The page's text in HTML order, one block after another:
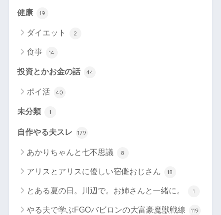
健康 19
ダイエット 2
食事 14
投資とかお金の話 44
ポイ活 40
未分類 1
自作やる夫スレ 179
あかりちゃんと七不思議 8
アリスとアリスに優しい宿儺おじさん 18
とある夏の日。川辺で。お姉さんと一緒に。 1
やる夫で学ぶFGOバビロンの大富豪魔獣戦線 119